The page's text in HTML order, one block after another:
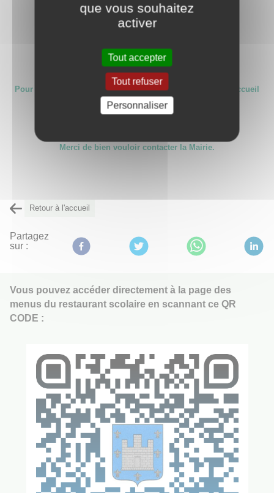
Pour toute question concernant le restaurant scolaire et l'accueil
périscolaire,
Merci de bien vouloir contacter la Mairie.
Retour à l'accueil
Partagez
sur :
Vous pouvez accéder directement à la page des
menus du restaurant scolaire en scannant ce QR
CODE :
que vous souhaitez
activer
Tout accepter
Tout refuser
Personnaliser